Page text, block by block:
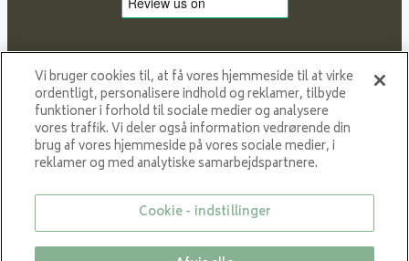
Proud member of NIBE GROUP - a global organisation
that contributes
to a smaller carbon footprint and better utilization of
energy.
Vi bruger cookies til, at få vores hjemmeside til at virke
ordentligt, personalisere indhold og reklamer, tilbyde
funktioner i forhold til sociale medier og analysere
vores traffik. Vi deler også information vedrørende din
brug af vores hjemmeside på vores sociale medier, i
reklamer og med analytiske samarbejdspartnere.
Cookie - indstillinger